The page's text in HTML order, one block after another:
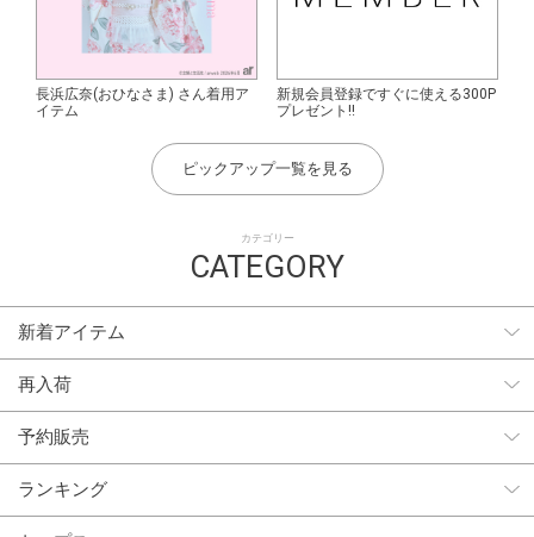
カテゴリー
CATEGORY
新着アイテム
再入荷
予約販売
ランキング
長浜広奈(おひなさま) さん着用ア
イテム
新規会員登録ですぐに使える300P
プレゼント!!
ピックアップ一覧を見る